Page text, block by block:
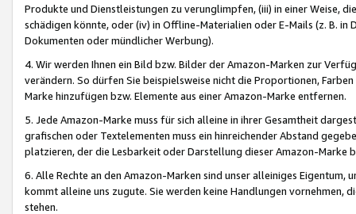
Produkte und Dienstleistungen zu verunglimpfen, (iii) in einer Weise,
schädigen könnte, oder (iv) in Offline-Materialien oder E-Mails (z. B. in
Dokumenten oder mündlicher Werbung).
4. Wir werden Ihnen ein Bild bzw. Bilder der Amazon-Marken zur
verändern. So dürfen Sie beispielsweise nicht die Proportionen,
Marke hinzufügen bzw. Elemente aus einer Amazon-Marke entfernen.
5. Jede Amazon-Marke muss für sich alleine in ihrer Gesamtheit
grafischen oder Textelementen muss ein hinreichender Abstand
platzieren, der die Lesbarkeit oder Darstellung dieser Amazon-Marke
6. Alle Rechte an den Amazon-Marken sind unser alleiniges
kommt alleine uns zugute. Sie werden keine Handlungen vornehmen,
stehen.